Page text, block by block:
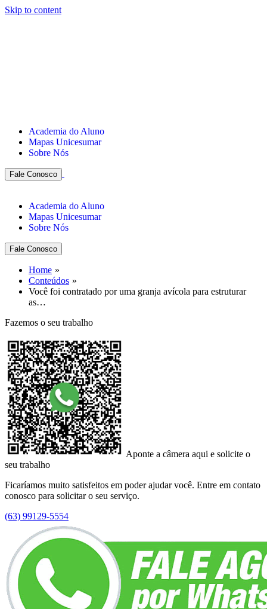
Skip to content
Academia do Aluno
Mapas Unicesumar
Sobre Nós
Fale Conosco
Academia do Aluno
Mapas Unicesumar
Sobre Nós
Fale Conosco
Home
Conteúdos
Você foi contratado por uma granja avícola para estruturar
as…
Fazemos o seu trabalho
Aponte a câmera aqui e solicite o
seu trabalho
Ficaríamos muito satisfeitos em poder ajudar você. Entre em contato
conosco para solicitar o seu serviço.
(63) 99129-5554